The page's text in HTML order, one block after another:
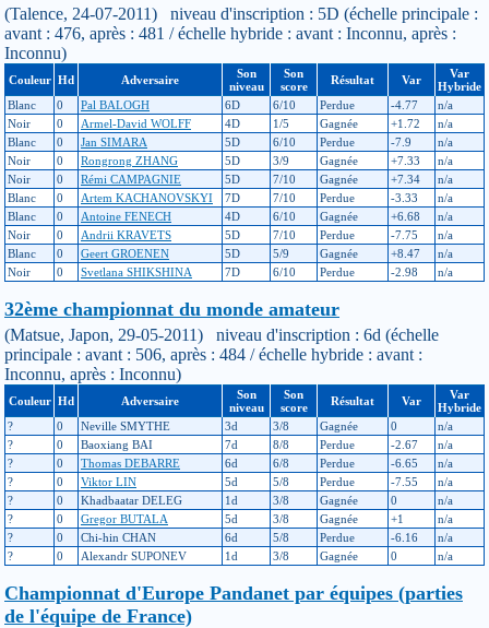
(Talence, 24-07-2011) niveau d'inscription : 5D (échelle principale :
avant : 476, après : 481 / échelle hybride : avant : Inconnu, après :
Inconnu)
Couleur Hd Adversaire
Son
niveau
Son
score
Résultat Var
Var
Hybride
Blanc
0 Pal BALOGH 6D 6/10 Perdue -4.77
n/a
Noir
0 Armel-David WOLFF 4D 1/5 Gagnée +1.72
n/a
Blanc
0 Jan SIMARA 5D 6/10 Perdue -7.9
n/a
Noir
0 Rongrong ZHANG 5D 3/9 Gagnée +7.33
n/a
Noir
0 Rémi CAMPAGNIE 5D 7/10 Gagnée +7.34
n/a
Blanc
0 Artem KACHANOVSKYI 7D 7/10 Perdue -3.33
n/a
Blanc
0 Antoine FENECH 4D 6/10 Gagnée +6.68
n/a
Noir
0 Andrii KRAVETS 5D 7/10 Perdue -7.75
n/a
Blanc
0 Geert GROENEN 5D 5/9 Gagnée +8.47
n/a
Noir
0 Svetlana SHIKSHINA 7D 6/10 Perdue -2.98 n/a
32ème championnat du monde amateur
(Matsue, Japon, 29-05-2011) niveau d'inscription : 6d (échelle
principale : avant : 506, après : 484 / échelle hybride : avant :
Inconnu, après : Inconnu)
Couleur Hd Adversaire
Son
niveau
Son
score
Résultat Var
Var
Hybride
?
0 Neville SMYTHE 3d 3/8 Gagnée 0
n/a
?
0 Baoxiang BAI 7d 8/8 Perdue -2.67
n/a
?
0 Thomas DEBARRE 6d 6/8 Perdue -6.65
n/a
?
0 Viktor LIN 5d 5/8 Perdue -7.55
n/a
?
0 Khadbaatar DELEG 1d 3/8 Gagnée 0
n/a
?
0 Gregor BUTALA 5d 3/8 Gagnée +1
n/a
?
0 Chi-hin CHAN 6d 5/8 Perdue -6.16
n/a
?
0 Alexandr SUPONEV 1d 3/8 Gagnée 0 n/a
Championnat d'Europe Pandanet par équipes (parties
de l'équipe de France)